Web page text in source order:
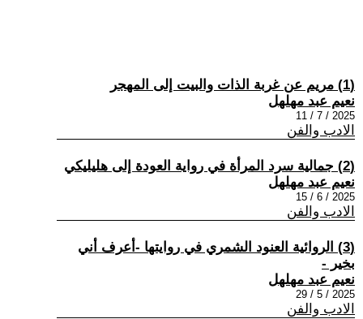
(1) مريم عن غربة الذات والبيت إلى المهجر
نعيم عبد مهلهل
2025 / 7 / 11
الادب والفن
(2) جمالية سرد المرأة في رواية العودة إلى هليليكي
نعيم عبد مهلهل
2025 / 6 / 15
الادب والفن
(3) الروائية العنود الشمري في روايتها -أعرف أني
بخير -
نعيم عبد مهلهل
2025 / 5 / 29
الادب والفن